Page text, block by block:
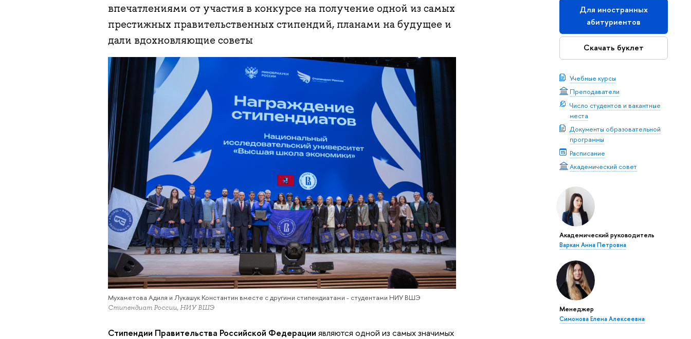
Для иностранных
абитуриентов
Скачать буклет
Учебные курсы
Преподаватели
Число студентов и вакантные
места
Документы образовательной
программы
Расписание
Академический совет
Академический руководитель
Варкан Анна Петровна
Менеджер
Симонова Елена Алексеевна
впечатлениями от участия в конкурсе на получение одной из самых
престижных правительственных стипендий, планами на будущее и
дали вдохновляющие советы
Мухаметова Адиля и Лукашук Константин вместе с другими стипендиатами - студентами НИУ ВШЭ
Стипендиат России, НИУ ВШЭ
Стипендии Правительства Российской Федерации являются одной из самых значимых